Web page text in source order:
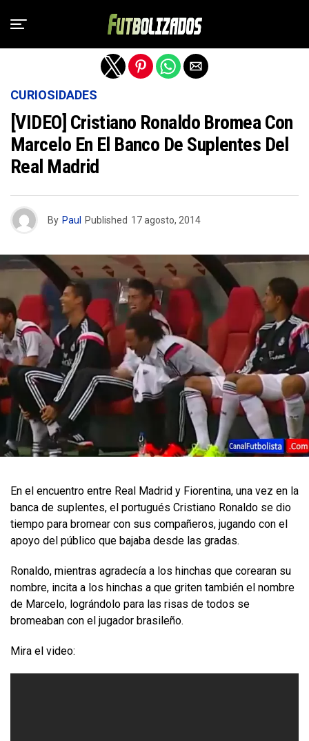
CURIOSIDADES
[VIDEO] Cristiano Ronaldo Bromea Con
Marcelo En El Banco De Suplentes Del
Real Madrid
By Paul Published 17 agosto, 2014
En el encuentro entre Real Madrid y Fiorentina, una vez en la
banca de suplentes, el portugués Cristiano Ronaldo se dio
tiempo para bromear con sus compañeros, jugando con el
apoyo del público que bajaba desde las gradas.
Ronaldo, mientras agradecía a los hinchas que corearan su
nombre, incita a los hinchas a que griten también el nombre
de Marcelo, lográndolo para las risas de todos se
bromeaban con el jugador brasileño.
Mira el video:
Salir de la versión móvil